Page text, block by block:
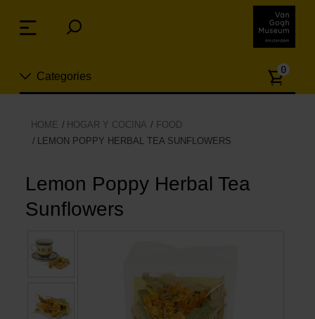
links
Jump
content
navigation
Categories
Nuevo
Hogar y Cocina
Ocio
0
HOME HOGAR Y COCINA
FOOD
LEMON POPPY HERBAL TEA SUNFLOWERS
Lemon Poppy Herbal Tea
Sunflowers
Menu